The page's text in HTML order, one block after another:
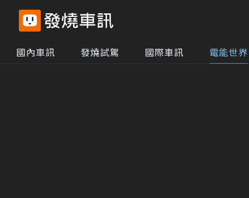
國內車訊 發燒試駕 國際車訊 電能世界